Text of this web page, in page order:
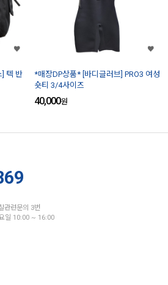
] 텍 반
*매장DP상품* [바디글러브] PRO3 여성
숏티 3/4사이즈
40,000원
관련문의 3번
일 10:00 ~ 16:00